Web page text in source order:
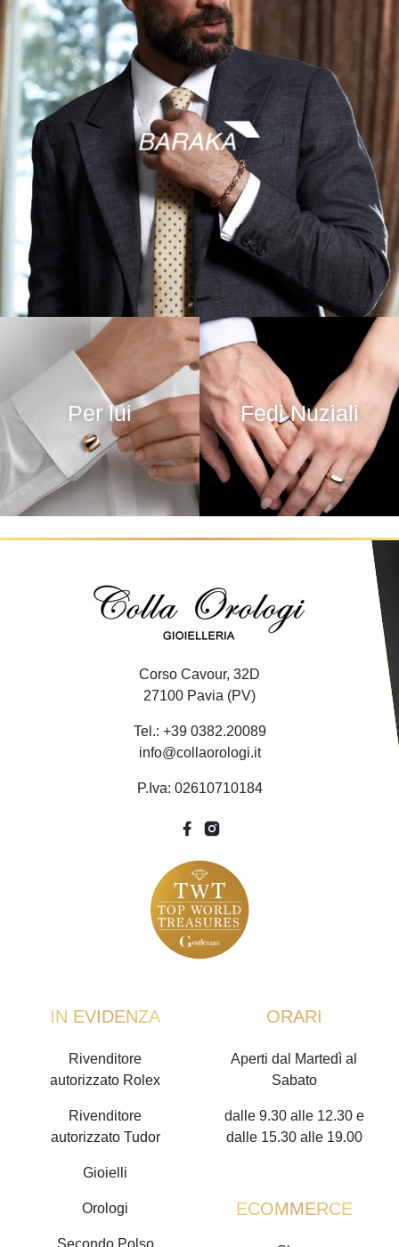
Per lui Fedi Nuziali
Corso Cavour, 32D
27100 Pavia (PV)
Tel.: +39 0382.20089
info@collaorologi.it
P.Iva: 02610710184
IN EVIDENZA
Rivenditore
autorizzato Rolex
Rivenditore
autorizzato Tudor
Gioielli
Orologi
ORARI
Aperti dal Martedì al
Sabato
dalle 9.30 alle 12.30 e
dalle 15.30 alle 19.00
ECOMMERCE